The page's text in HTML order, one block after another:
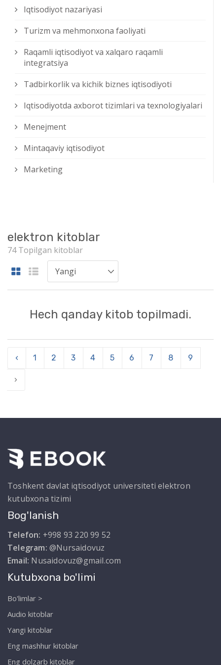
Iqtisodiyot nazariyasi
Turizm va mehmonxona faoliyati
Raqamli iqtisodiyot va xalqaro raqamli
integratsiya
Tadbirkorlik va kichik biznes iqtisodiyoti
Iqtisodiyotda axborot tizimlari va texnologiyalari
Menejment
Mintaqaviy iqtisodiyot
Marketing
elektron kitoblar
74 Topilgan kitoblar
Hech qanday kitob topilmadi.
‹ 1 2 3 4 5 6 7 8 9
›
Toshkent davlat iqtisodiyot universiteti elektron
kutubxona tizimi
Bog'lanish
Telefon: +998 93 220 99 52
Telegram: @Nursaidovuz
Email: Nusaidovuz@gmail.com
Kutubxona bo'limi
Bo'limlar >
Audio kitoblar
Yangi kitoblar
Eng mashhur kitoblar
Eng dolzarb kitoblar